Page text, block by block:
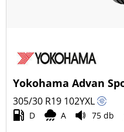
Yokohama Advan
305/30 R19 102YXL
D A 75 db